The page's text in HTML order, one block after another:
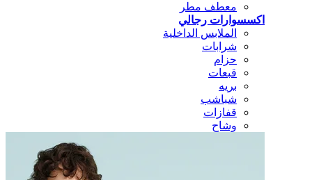
معطف مطر
اكسسوارات رجالي
الملابس الداخلية
شرابات
حزام
قبعات
بريه
شباشب
قفازات
وشاح